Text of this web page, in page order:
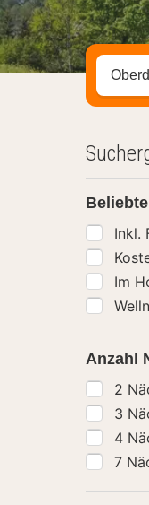
Inkl.
Im
Anzahl
2
3
4
7